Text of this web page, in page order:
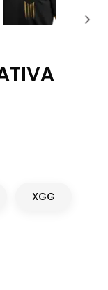
XGG